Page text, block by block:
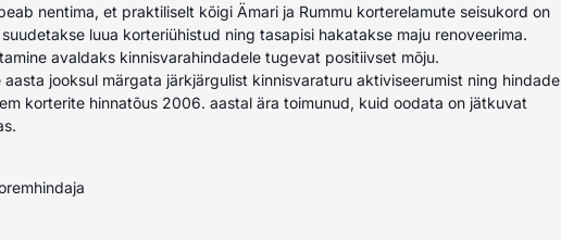
nentima, et praktiliselt kõigi Ämari ja Rummu korterelamute seisukord on
luua korteriühistud ning tasapisi hakatakse maju renoveerima.
avaldaks kinnisvarahindadele tugevat positiivset mõju.
aasta jooksul märgata järkjärgulist kinnisvaraturu aktiviseerumist ning hindade
korterite hinnatõus 2006. aastal ära toimunud, kuid oodata on jätkuvat